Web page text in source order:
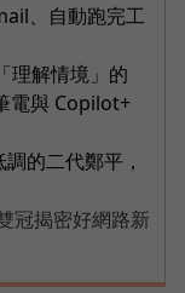
、自動跑完工
理解情境」的
電與 Copilot+
的二代鄭平，
冠揭密好網路新